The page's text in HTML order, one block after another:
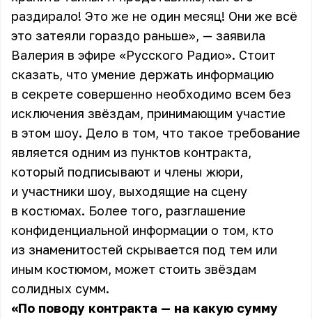
раздирало! Это же не один месяц! Они же всё
это затеяли гораздо раньше», — заявила
Валерия в эфире «Русского Радио». Стоит
сказать, что умение держать информацию
в секрете совершенно необходимо всем без
исключения звёздам, принимающим участие
в этом шоу. Дело в том, что такое требование
является одним из пунктов контракта,
который подписывают и члены жюри,
и участники шоу, выходящие на сцену
в костюмах. Более того, разглашение
конфиденциальной информации о том, кто
из знаменитостей скрывается под тем или
иным костюмом, может стоить звёздам
солидных сумм.
«По поводу контракта — на какую сумму